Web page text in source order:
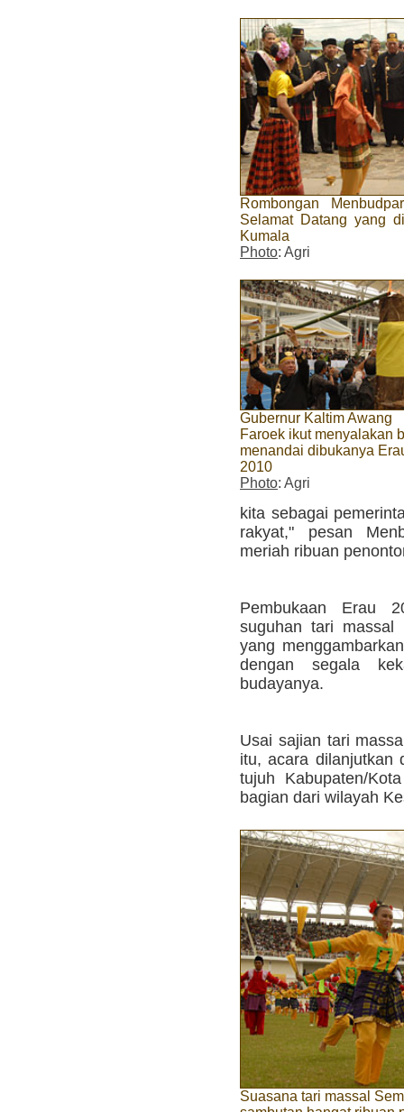
Rombongan
Selamat Datang yang
Kumala
Photo: Agri
Gubernur Kaltim Awang
Faroek ikut menyalakan
menandai dibukanya
2010
Photo: Agri
kita sebagai
rakyat," pesan
meriah ribuan
Pembukaan Erau
suguhan tari
yang
dengan segala
budayanya.
Usai sajian tari
itu, acara dilanjutkan
tujuh Kabupaten/
bagian dari wilayah
Suasana tari massal